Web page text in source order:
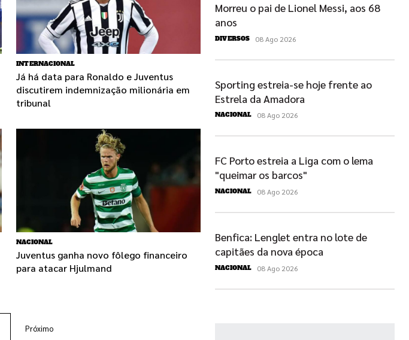
INTERNACIONAL
Já há data para Ronaldo e Juventus
discutirem indemnização milionária em
tribunal
NACIONAL
Juventus ganha novo fôlego financeiro
para atacar Hjulmand
Próximo
Morreu o pai de Lionel Messi, aos 68
anos
DIVERSOS 08 Ago 2026
Sporting estreia-se hoje frente ao
Estrela da Amadora
NACIONAL 08 Ago 2026
FC Porto estreia a Liga com o lema
"queimar os barcos"
NACIONAL 08 Ago 2026
Benfica: Lenglet entra no lote de
capitães da nova época
NACIONAL 08 Ago 2026